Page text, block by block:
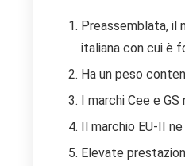
Preassemblata, il
italiana con cui è
Ha un peso
I marchi Cee e
Il marchio EU-II
Elevate